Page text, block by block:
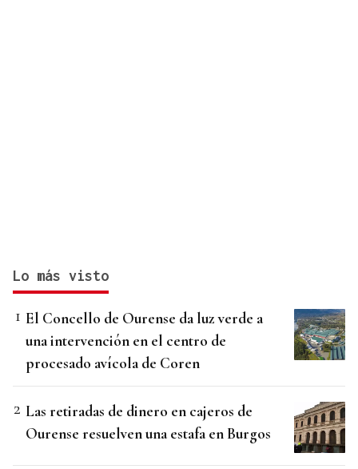
Lo más visto
El Concello de Ourense da luz verde a
una intervención en el centro de
procesado avícola de Coren
Las retiradas de dinero en cajeros de
Ourense resuelven una estafa en Burgos